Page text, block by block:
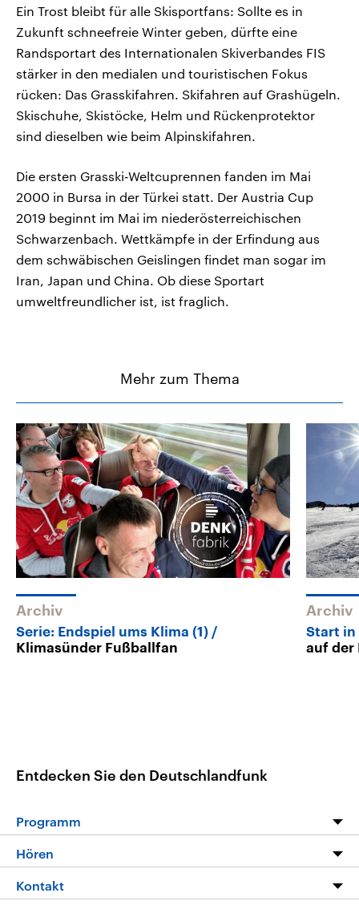
Ein Trost bleibt für alle Skisportfans: Sollte es in
Zukunft schneefreie Winter geben, dürfte eine
Randsportart des Internationalen Skiverbandes FIS
stärker in den medialen und touristischen Fokus
rücken: Das Grasskifahren. Skifahren auf Grashügeln.
Skischuhe, Skistöcke, Helm und Rückenprotektor
sind dieselben wie beim Alpinskifahren.
Die ersten Grasski-Weltcuprennen fanden im Mai
2000 in Bursa in der Türkei statt. Der Austria Cup
2019 beginnt im Mai im niederösterreichischen
Schwarzenbach. Wettkämpfe in der Erfindung aus
dem schwäbischen Geislingen findet man sogar im
Iran, Japan und China. Ob diese Sportart
umweltfreundlicher ist, ist fraglich.
Mehr zum Thema
Archiv
Serie: Endspiel ums Klima (1)
Klimasünder Fußballfan
Archiv
Start in
auf der
Entdecken Sie den Deutschlandfunk
Programm
Programm
Die Nachrichten
Hören
Livestream
Kontakt